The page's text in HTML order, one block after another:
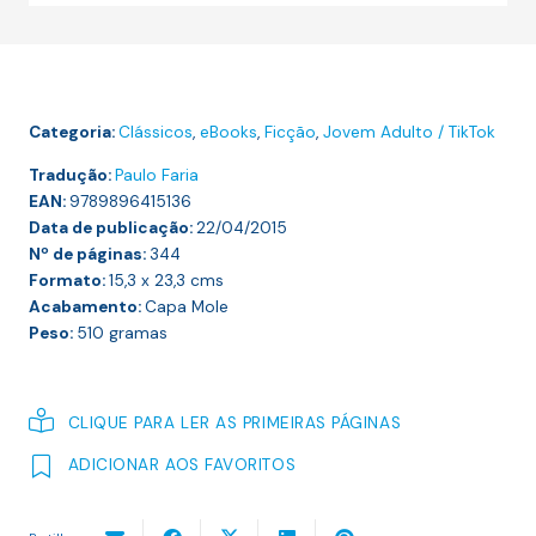
Categoria:Clássicos, eBooks, Ficção, Jovem Adulto / TikTok
Tradução:Paulo Faria
EAN:9789896415136
Data de publicação:22/04/2015
Nº de páginas:344
Formato:15,3 x 23,3 cms
Acabamento:Capa Mole
Peso: 510 gramas
CLIQUE PARA LER AS PRIMEIRAS PÁGINAS
ADICIONAR AOS FAVORITOS